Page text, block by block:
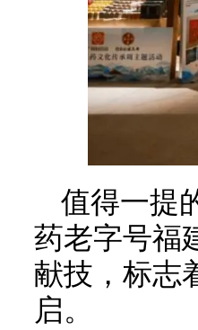
值得一提
药老字号福
献技，标志
启。